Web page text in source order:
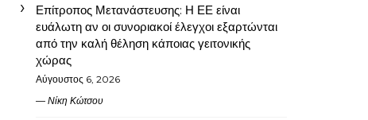
Επίτροπος Μετανάστευσης: Η ΕΕ είναι
ευάλωτη αν οι συνοριακοί έλεγχοι εξαρτώνται
από την καλή θέληση κάποιας γειτονικής
χώρας
Αύγουστος 6, 2026
Νίκη Κώτσου